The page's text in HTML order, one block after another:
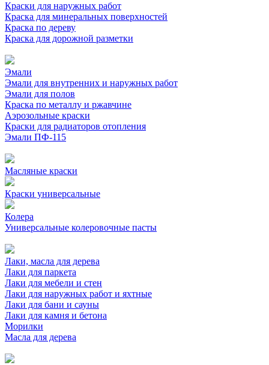
Краски для наружных работ
Краска для минеральных поверхностей
Краска по дереву
Краска для дорожной разметки
Эмали
Эмали для внутренних и наружных работ
Эмали для полов
Краска по металлу и ржавчине
Аэрозольные краски
Краски для радиаторов отопления
Эмали ПФ-115
Масляные краски
Краски универсальные
Колера
Универсальные колеровочные пасты
Лаки, масла для дерева
Лаки для паркета
Лаки для мебели и стен
Лаки для наружных работ и яхтные
Лаки для бани и сауны
Лаки для камня и бетона
Морилки
Масла для дерева